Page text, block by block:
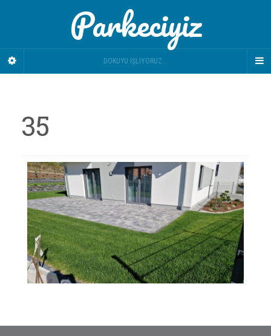
Parkeciyiz
DOKUYU İŞLIYORUZ...
35